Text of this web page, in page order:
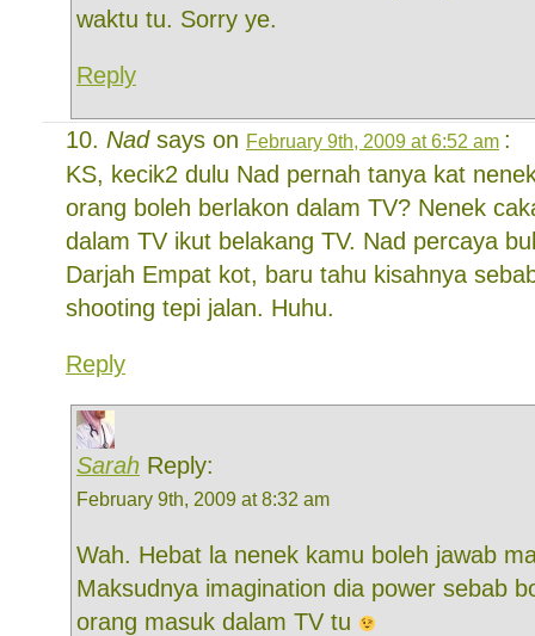
waktu tu. Sorry ye.
Reply
Nadsays on February 9th, 2009 at 6:52 am :
KS, kecik2 dulu Nad pernah tanya kat
orang boleh berlakon dalam TV? Nenek
dalam TV ikut belakang TV. Nad percaya
Darjah Empat kot, baru tahu kisahnya
shooting tepi jalan. Huhu.
Reply
Sarah Reply:
February 9th, 2009 at 8:32 am
Wah. Hebat la nenek kamu boleh jawab
Maksudnya imagination dia power sebab
orang masuk dalam TV tu